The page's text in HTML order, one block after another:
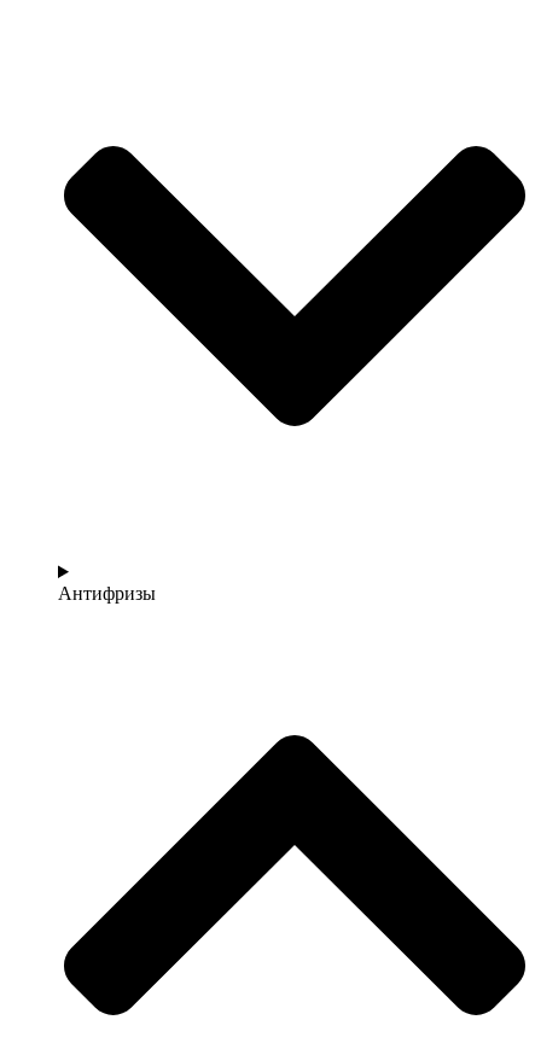
Антифризы